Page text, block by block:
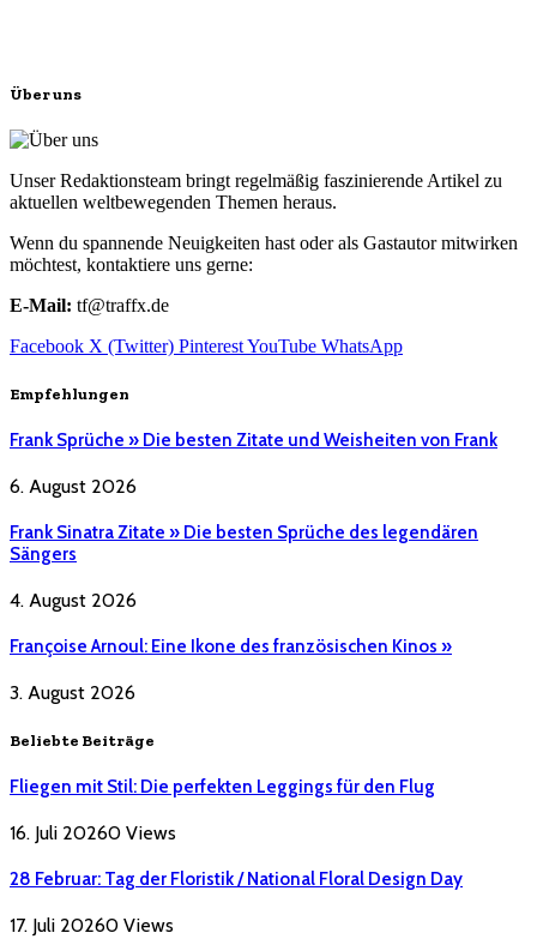
Über uns
Unser Redaktionsteam bringt regelmäßig faszinierende Artikel zu
aktuellen weltbewegenden Themen heraus.
Wenn du spannende Neuigkeiten hast oder als Gastautor mitwirken
möchtest, kontaktiere uns gerne:
E-Mail: tf@traffx.de
Facebook X (Twitter) PinterestYouTube WhatsApp
Empfehlungen
Frank Sprüche » Die besten Zitate und Weisheiten von Frank
6. August 2026
Frank Sinatra Zitate » Die besten Sprüche des legendären
Sängers
4. August 2026
Françoise Arnoul: Eine Ikone des französischen Kinos »
3. August 2026
Beliebte Beiträge
Fliegen mit Stil: Die perfekten Leggings für den Flug
16. Juli 20260 Views
28 Februar: Tag der Floristik / National Floral Design Day
17. Juli 20260 Views